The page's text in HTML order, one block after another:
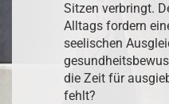
Sitzen verbringt.
Alltags fordern
seelischen
die Zeit für
fehlt?